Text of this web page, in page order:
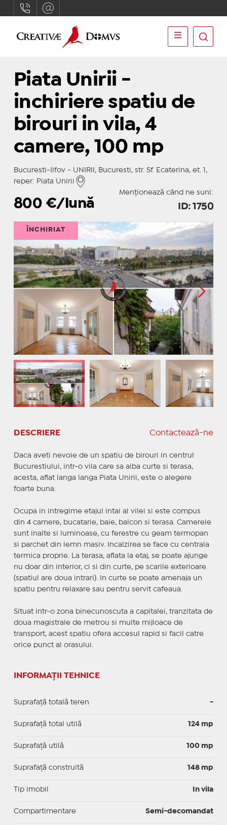
Piata Unirii -
inchiriere spatiu de
birouri in vila, 4
camere, 100 mp
Bucuresti-Ilfov - UNIRII, Bucuresti, str. Sf. Ecaterina, et. 1,
reper: Piata Unirii
Menționează când ne suni:
800 €/lună ID: 1750
ÎNCHIRIAT
DESCRIERE Contactează-ne
Daca aveti nevoie de un spatiu de birouri in centrul
Bucurestiului, intr-o vila care sa aiba curte si terasa,
acesta, aflat langa langa Piata Unirii, este o alegere
foarte buna.
Ocupa in intregime etajul intai al vilei si este compus
din 4 camere, bucatarie, baie, balcon si terasa. Camerele
sunt inalte si luminoase, cu ferestre cu geam termopan
si parchet din lemn masiv. Incalzirea se face cu centrala
termica proprie. La terasa, aflata la etaj, se poate ajunge
nu doar din interior, ci si din curte, pe scarile exterioare
(spatiul are doua intrari). In curte se poate amenaja un
spatiu pentru relaxare sau pentru servit cafeaua.
Situat intr-o zona binecunoscuta a capitalei, tranzitata de
doua magistrale de metrou si multe mijloace de
transport, acest spatiu ofera accesul rapid si facil catre
orice punct al orasului.
INFORMAȚII TEHNICE
Suprafață totală teren -
Suprafaţă total utilă 124 mp
Suprafaţă utilă 100 mp
Suprafaţă construită 148 mp
Tip imobil In vila
Compartimentare Semi-decomandat